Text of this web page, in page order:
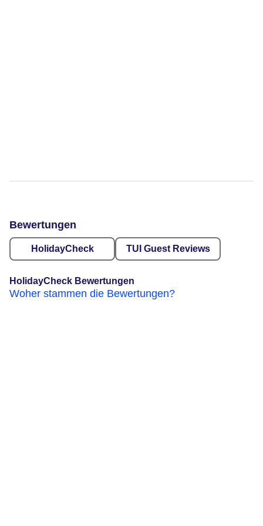
Bewertungen
HolidayCheck TUI Guest Reviews
HolidayCheck Bewertungen
Woher stammen die Bewertungen?